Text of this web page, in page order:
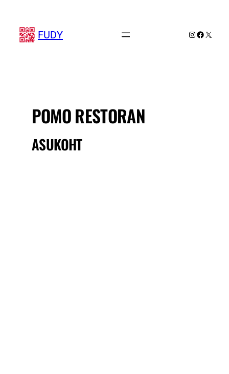
juurde
FUDY Instagram
X
POMO RESTORAN
ASUKOHT